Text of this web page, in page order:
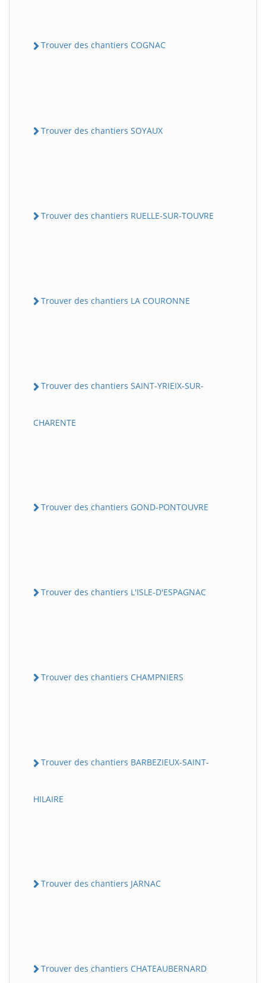
Trouver des chantiers COGNAC
Trouver des chantiers SOYAUX
Trouver des chantiers RUELLE-SUR-TOUVRE
Trouver des chantiers LA COURONNE
Trouver des chantiers SAINT-YRIEIX-SUR-
CHARENTE
Trouver des chantiers GOND-PONTOUVRE
Trouver des chantiers L'ISLE-D'ESPAGNAC
Trouver des chantiers CHAMPNIERS
Trouver des chantiers BARBEZIEUX-SAINT-
HILAIRE
Trouver des chantiers JARNAC
Trouver des chantiers CHATEAUBERNARD